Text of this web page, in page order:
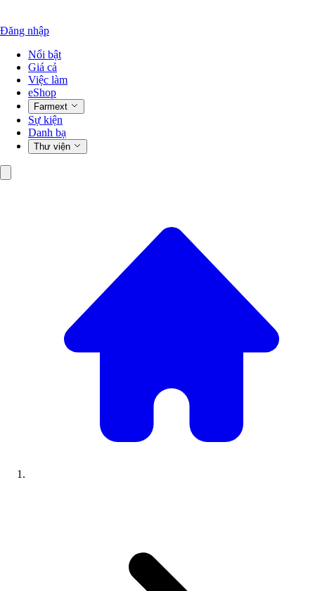
Đăng nhập
Nổi bật
Giá cả
Việc làm
eShop
Farmext
Sự kiện
Danh bạ
Thư viện